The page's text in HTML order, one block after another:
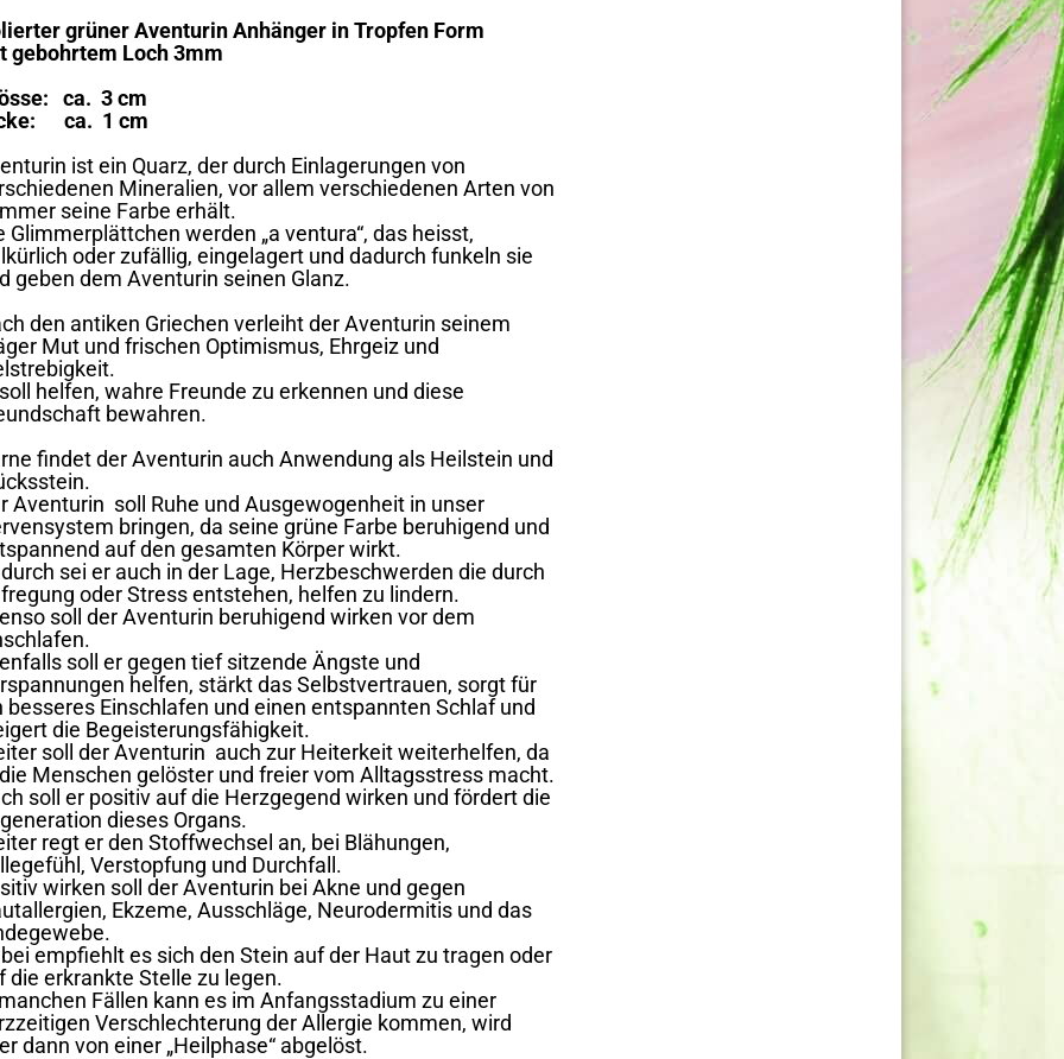
grüner Aventurin Anhänger in Tropfen Form
gebohrtem Loch 3mm
ca. 3 cm
ca. 1 cm
ist ein Quarz, der durch Einlagerungen von
Mineralien, vor allem verschiedenen Arten von
seine Farbe erhält.
Glimmerplättchen werden „a ventura“, das heisst,
oder zufällig, eingelagert und dadurch funkeln sie
geben dem Aventurin seinen Glanz.
den antiken Griechen verleiht der Aventurin seinem
Mut und frischen Optimismus, Ehrgeiz und
helfen, wahre Freunde zu erkennen und diese
bewahren.
findet der Aventurin auch Anwendung als Heilstein und
Aventurin soll Ruhe und Ausgewogenheit in unser
bringen, da seine grüne Farbe beruhigend und
auf den gesamten Körper wirkt.
sei er auch in der Lage, Herzbeschwerden die durch
oder Stress entstehen, helfen zu lindern.
soll der Aventurin beruhigend wirken vor dem
soll er gegen tief sitzende Ängste und
helfen, stärkt das Selbstvertrauen, sorgt für
besseres Einschlafen und einen entspannten Schlaf und
die Begeisterungsfähigkeit.
soll der Aventurin auch zur Heiterkeit weiterhelfen, da
Menschen gelöster und freier vom Alltagsstress macht.
soll er positiv auf die Herzgegend wirken und fördert die
dieses Organs.
regt er den Stoffwechsel an, bei Blähungen,
Verstopfung und Durchfall.
wirken soll der Aventurin bei Akne und gegen
Ekzeme, Ausschläge, Neurodermitis und das
empfiehlt es sich den Stein auf der Haut zu tragen oder
die erkrankte Stelle zu legen.
Fällen kann es im Anfangsstadium zu einer
Verschlechterung der Allergie kommen, wird
dann von einer „Heilphase“ abgelöst.